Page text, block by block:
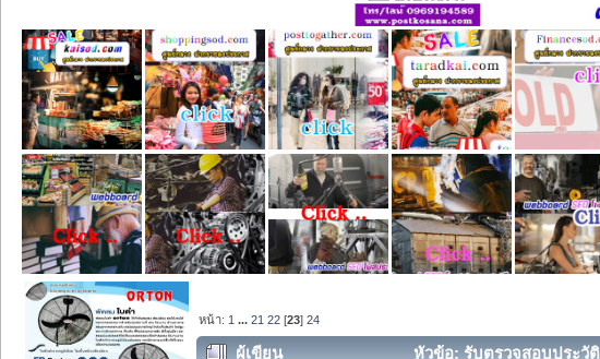
หน้า: 1 ...21 22 [23]24
ผู้เขียน หัวข้อ: รับตรวจสอบประวั